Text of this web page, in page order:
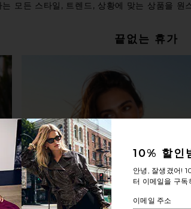
는 모든 스타일, 트렌드, 상황에 맞는 상품을 원
끝없는 휴가
10% 할인
안녕, 잘생겼어!
터 이메일을 구독
이메일 주소